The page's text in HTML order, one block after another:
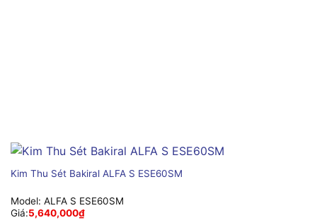
Kim Thu Sét Bakiral ALFA S ESE60SM
Model: ALFA S ESE60SM
Giá:5,640,000₫